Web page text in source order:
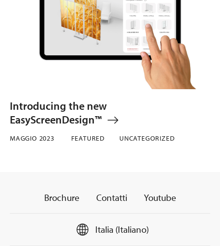
Introducing the new
EasyScreenDesign™
MAGGIO 2023 FEATURED UNCATEGORIZED
Brochure Contatti Youtube
Italia (Italiano)